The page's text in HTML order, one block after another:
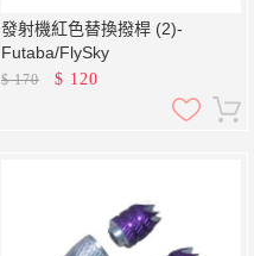
發射機紅色替換撥桿 (2)-
Futaba/FlySky
$170 $ 120